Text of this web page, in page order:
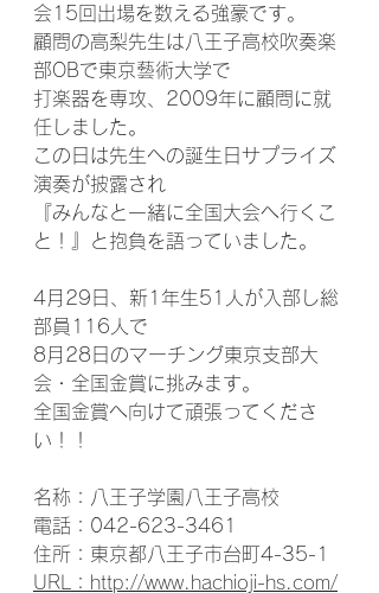
会15回出場を数える強豪です。
顧問の高梨先生は八王子高校吹奏楽
部OBで東京藝術大学で
打楽器を専攻、2009年に顧問に就
任しました。
この日は先生への誕生日サプライズ
演奏が披露され
『みんなと一緒に全国大会へ行くこ
と！』と抱負を語っていました。
4月29日、新1年生51人が入部し総
部員116人で
8月28日のマーチング東京支部大
会・全国金賞に挑みます。
全国金賞へ向けて頑張ってくださ
い！！
名称：八王子学園八王子高校
電話：042-623-3461
住所：東京都八王子市台町4-35-1
URL：http://www.hachioji-hs.com/